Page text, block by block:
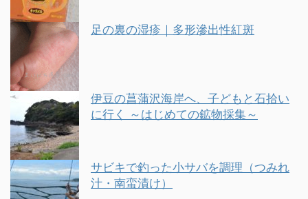
足の裏の湿疹｜多形滲出性紅斑
伊豆の菖蒲沢海岸へ、子どもと石拾い
に行く ～はじめての鉱物採集～
サビキで釣った小サバを調理（つみれ
汁・南蛮漬け）